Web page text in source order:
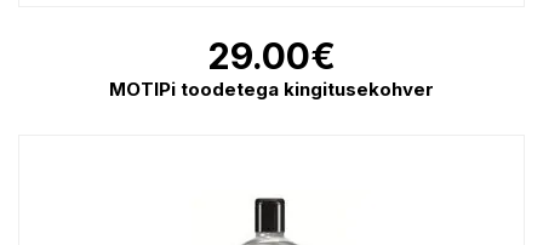
29.00€
MOTIPi toodetega kingitusekohver